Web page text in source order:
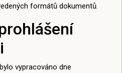
formátů dokumentů.
vypracováno dne